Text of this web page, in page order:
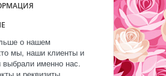
о нашем
мы, наши клиенты и
выбрали именно нас.